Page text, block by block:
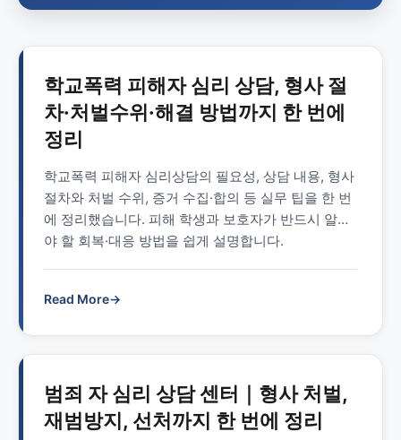
학교폭력 피해자 심리 상담, 형사 절
차·처벌수위·해결 방법까지 한 번에
정리
학교폭력 피해자 심리상담의 필요성, 상담 내용, 형사
절차와 처벌 수위, 증거 수집·합의 등 실무 팁을 한 번
에 정리했습니다. 피해 학생과 보호자가 반드시 알아
야 할 회복·대응 방법을 쉽게 설명합니다.
Read More→
범죄 자 심리 상담 센터｜형사 처벌,
재범방지, 선처까지 한 번에 정리